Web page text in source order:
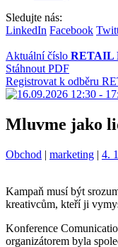
Sledujte nás:
LinkedIn Facebook
Aktuální číslo RETAIL
Stáhnout PDF
Registrovat k odběru
Mluvme jako
Kategorie:
Obchod | Štítky:
marketing | 4.
Kampaň musí být
kreativcům, kteří ji
Konference
organizátorem byla